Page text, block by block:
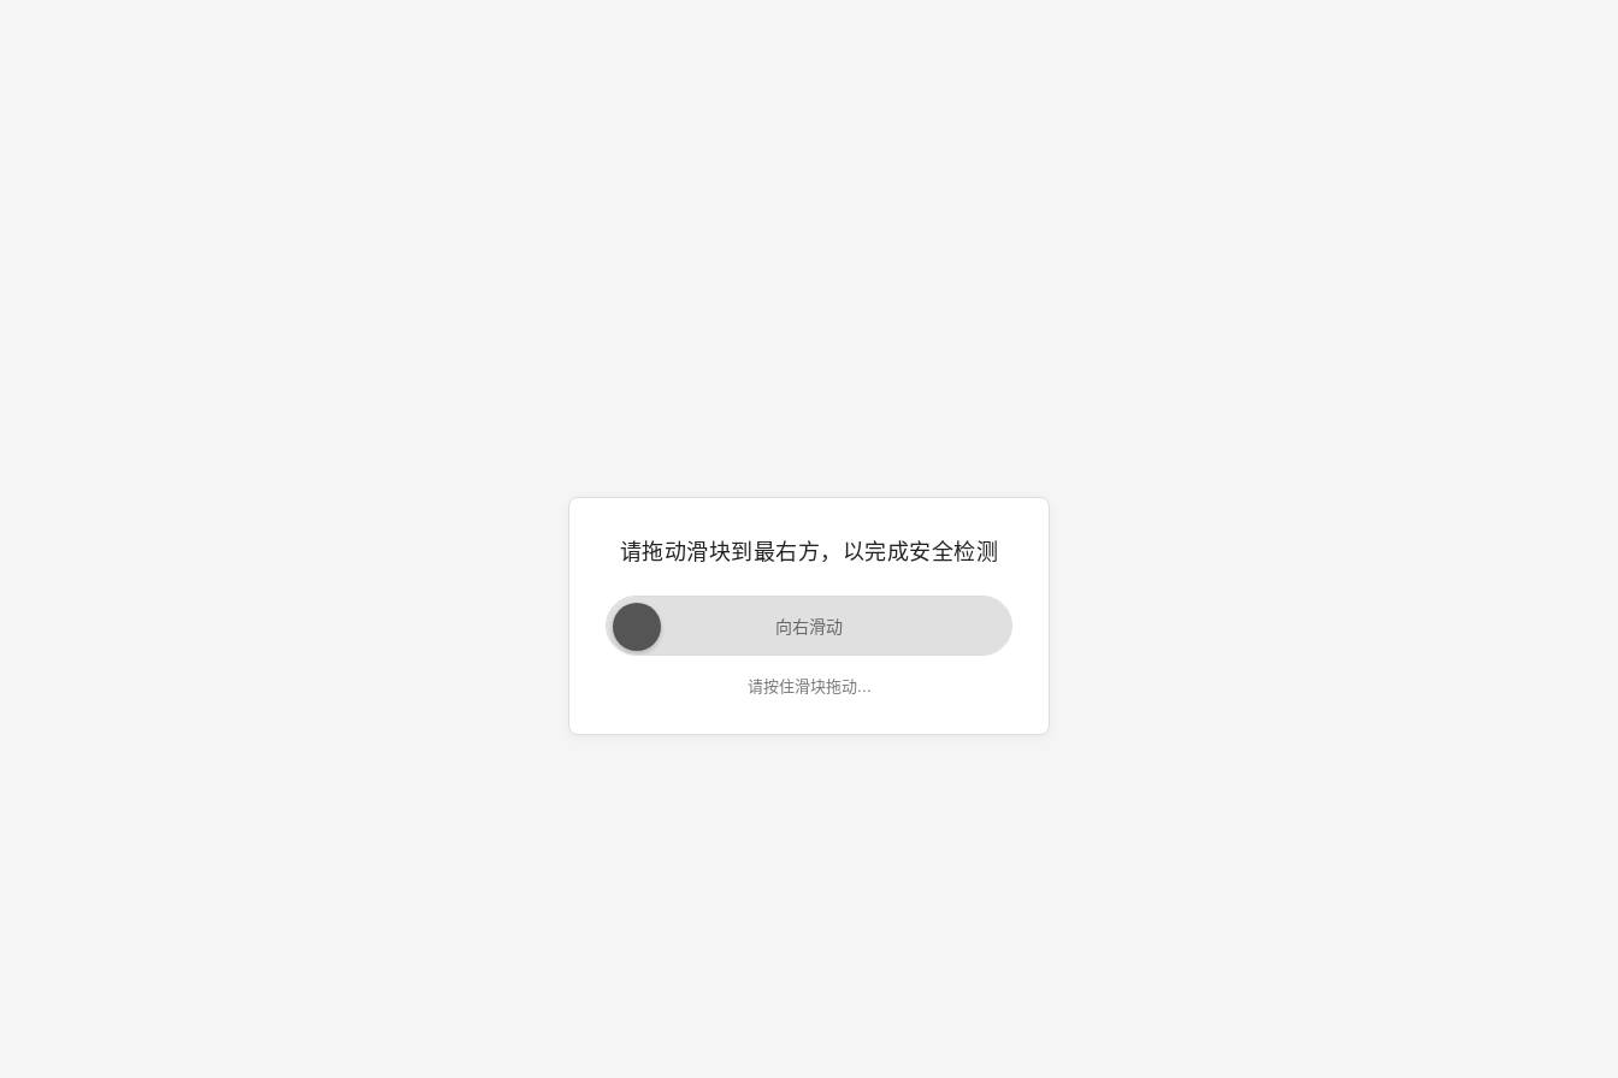
请拖动滑块到最右方，以完成安全检测
向右滑动
请按住滑块拖动...